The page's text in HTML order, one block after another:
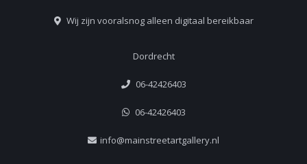
Wij zijn vooralsnog alleen digitaal bereikbaar
Dordrecht
06-42426403
06-42426403
info@mainstreetartgallery.nl